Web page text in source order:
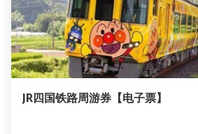
JR四国铁路周游券【电子票】